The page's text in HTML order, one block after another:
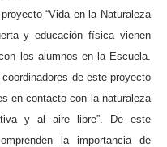
“Vida en la Naturaleza
y educación física vienen
los alumnos en la Escuela.
de este proyecto
en contacto con la naturaleza
y al aire libre”. De este
la importancia de